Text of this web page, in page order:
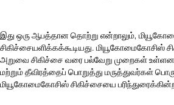
இது ஒரு ஆபத்தான தொற்று என்றாலும்,
சிகிச்சையளிக்கக்கூடியது. மியூகோமைகோசிஸ்
அறுவை சிகிச்சை வரை பல்வேறு முறைகள்
மற்றும் தீவிரத்தைப் பொறுத்து மருத்துவர்கள்
மியூகோமைகோசிஸ் சிகிச்சையை